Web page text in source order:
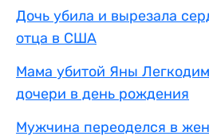
Дочь убила и вырезала
отца в США
Мама убитой Яны
дочери в день рождения
Мужчина переоделся в